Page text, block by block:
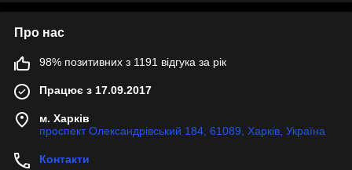
кріпильний інструмент?
Як правильно обрати кріпильний інструмент
для конкретної задачі?
Про нас
98% позитивних з 1191 відгука за рік
Працює з 17.09.2017
м. Харків
проспект Олександрівський 184, 61089, Харків, Україна
Контакти